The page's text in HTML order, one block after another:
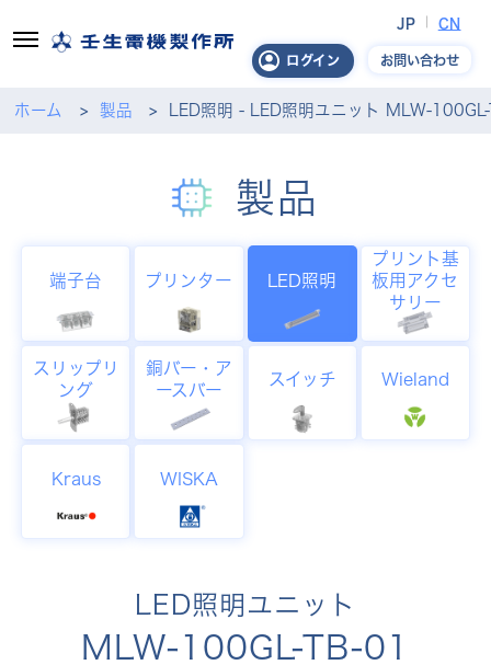
ログイン
JP CN
お問い合わせ
ホーム 製品 LED照明 - LED照明ユニット MLW-
製品
端子台 プリンター LED照明
プリント基
板用アクセ
サリー
スリップリ
ング
銅バー・ア
ースバー
スイッチ Wieland
Kraus WISKA
LED照明ユニット
MLW-100GL-TB-01